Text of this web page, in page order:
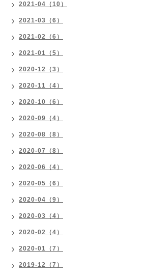
2021-04（10）
2021-03（6）
2021-02（6）
2021-01（5）
2020-12（3）
2020-11（4）
2020-10（6）
2020-09（4）
2020-08（8）
2020-07（8）
2020-06（4）
2020-05（6）
2020-04（9）
2020-03（4）
2020-02（4）
2020-01（7）
2019-12（7）